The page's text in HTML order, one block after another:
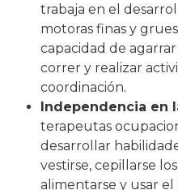
trabaja en el
motoras finas y
capacidad de
correr y realizar
coordinación.
Independencia en
terapeutas
desarrollar
vestirse, cepillarse
alimentarse y usar